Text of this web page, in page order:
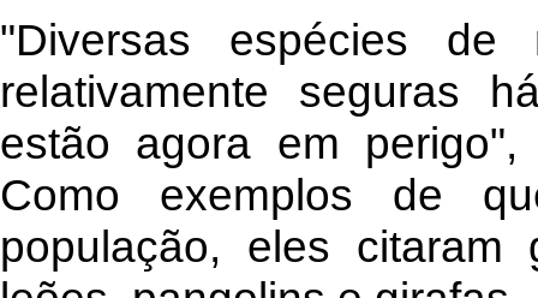
"Diversas espécies de
relativamente seguras
estão agora em
Como exemplos de
população, eles citaram